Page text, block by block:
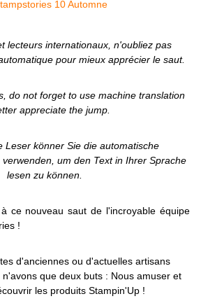
lecteurs internationaux, n'oubliez pas
pour mieux apprécier le saut.
do not forget to use machine translation
appreciate the jump.
Leser könner Sie die automatische
um den Text in Ihrer Sprache
lesen zu können.
ce nouveau saut de l'incroyable équipe
!
d'anciennes ou d'actuelles artisans
que deux buts : Nous amuser et
les produits Stampin'Up !